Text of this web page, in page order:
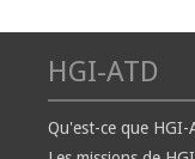
HGI-ATD
Qu'est-ce que HGI-